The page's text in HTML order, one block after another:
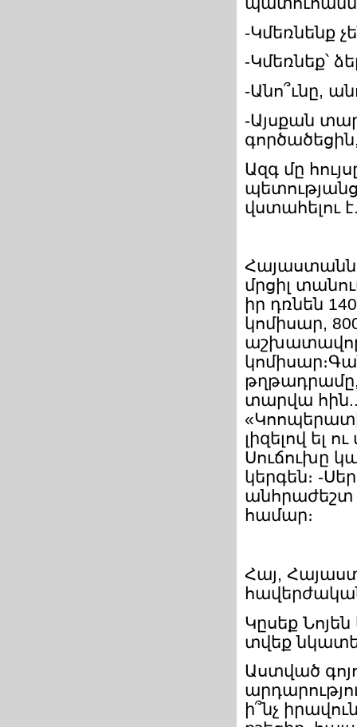
-Կմեռնենք
-Կմեռնեք՝
-Անո՞ւնը,
-Այսքան
Ազգ մը
պետությանց
վստահելու
Հայաստանն
մրցիլ
իր դռնեն
կոմիսար,
տարվա
լիզելով ել
Սուճուխը
կերգեն։ -
անհրաժեշտ
համար։
Հայ,
Կըսեք
տվեք
Աստված
ի՞նչ